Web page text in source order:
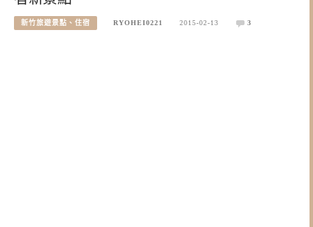
新竹旅遊景點、住宿 RYOHEI0221 2015-02-13 3